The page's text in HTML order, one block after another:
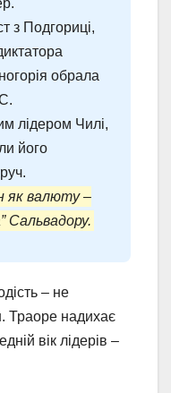
з Подгориці,
обрала
лідером Чилі,
його
як валюту –
Сальвадору.
– не
Траоре надихає
вік лідерів –